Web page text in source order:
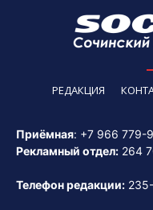
РЕДАКЦИЯ
Приёмная: +7 966 779-
Рекламный отдел: 264
Телефон редакции: